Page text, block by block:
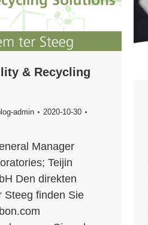
& Recycling
admin
2020-10-30
Manager
Teijin
Den direkten
Steeg finden Sie